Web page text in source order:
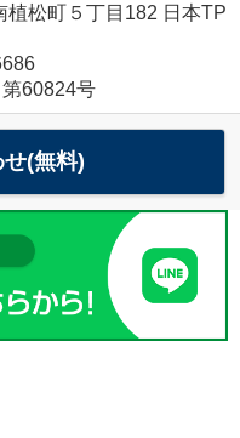
植松町５丁目182 日本TP
60824号
(無料)